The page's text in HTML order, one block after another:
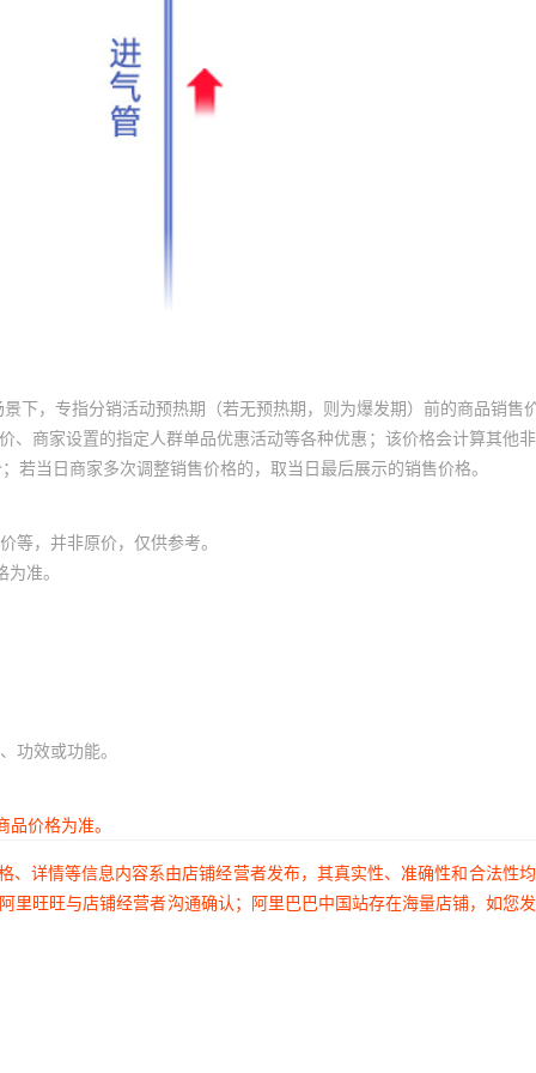
下，专指分销活动预热期（若无预热期，则为爆发期）前的商品销售
商家设置的指定人群单品优惠活动等各种优惠；该价格会计算其他
当日商家多次调整销售价格的，取当日最后展示的销售价格。
等，并非原价，仅供参考。
准。
功效或功能。
价格为准。
详情等信息内容系由店铺经营者发布，其真实性、准确性和合法性
旺旺与店铺经营者沟通确认；阿里巴巴中国站存在海量店铺，如您